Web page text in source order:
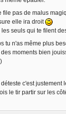
file pas de malus
elle ira droit
seuls qui te filent
tu n'as même plus
moments bien
c'est
le tir partir sur les